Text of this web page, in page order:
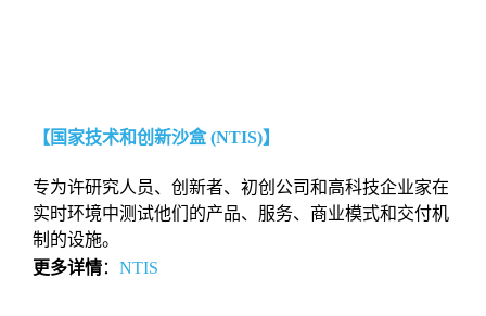
【国家技术和创新沙盒 (NTIS)】
专为许研究⼈员、创新者、初创公司和⾼科技企业家在
实时环境中测试他们的产品、服务、商业模式和交付机
制的设施。
更多详情： NTIS